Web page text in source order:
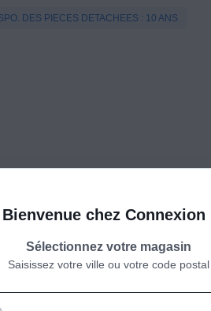
DES PIECES DETACHEES : 10 ANS
Bienvenue chez Connexion
Sélectionnez votre magasin
Saisissez votre ville ou votre code postal